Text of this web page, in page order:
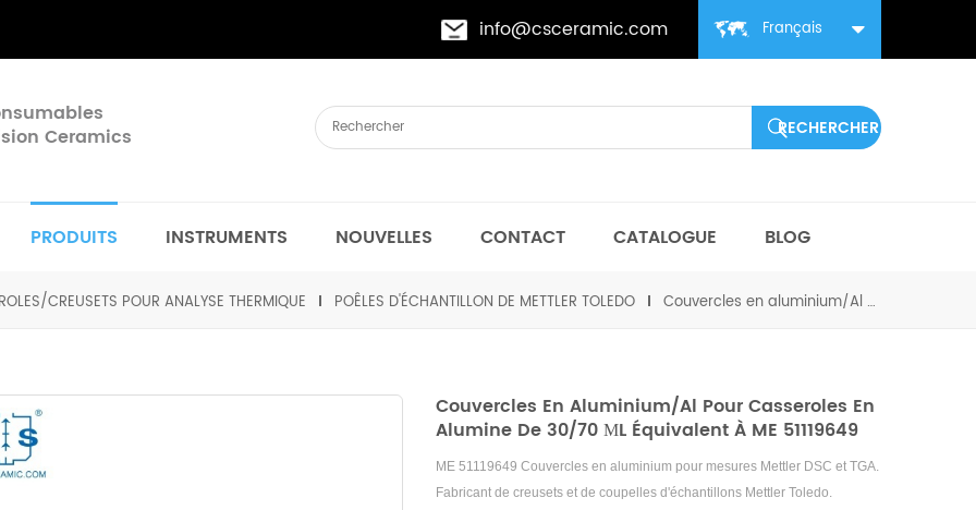
Français
info@csceramic.com
Ceramics
PRODUITS INSTRUMENTS NOUVELLES CONTACT CATALOGUE BLOG
CREUSETS POUR ANALYSE THERMIQUE POÊLES D'ÉCHANTILLON DE METTLER TOLEDO Couvercles en aluminium/Al pour casseroles en alumine de 30/70 µL équivalent à ME 51119649
Couvercles En Aluminium/Al Pour Casseroles En
Alumine De 30/70 ΜL Équivalent À ME 51119649
ME 51119649 Couvercles en aluminium pour mesures Mettler DSC et TGA.
Fabricant de creusets et de coupelles d'échantillons Mettler Toledo.